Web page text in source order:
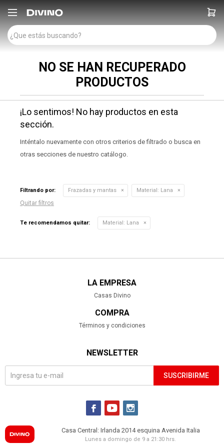

NO SE HAN RECUPERADO
PRODUCTOS
¡Lo sentimos! No hay productos en esta
sección.
Inténtalo nuevamente con otros criterios de filtrado o busca en
otras secciones de nuestro catálogo.
Filtrando por: Frazadas y mantas Material: Lana
Quitar filtros
Te recomendamos quitar: Material: Lana
LA EMPRESA
Casas Divino
COMPRA
Términos y condiciones
NEWSLETTER
SUSCRIBIRME
  
Casa Central: Irlanda 2014 esquina Avenida Italia
Lunes a domingo de 9 a 21:30 hrs.